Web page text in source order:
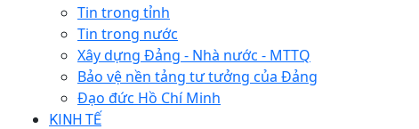
Tin trong tỉnh
Tin trong nước
Xây dựng Đảng - Nhà nước - MTTQ
Bảo vệ nền tảng tư tưởng của Đảng
Đạo đức Hồ Chí Minh
KINH TẾ